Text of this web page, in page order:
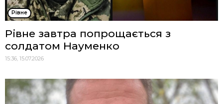
Рівне
Рівне завтра попрощається з
солдатом Науменко
15:36, 15.07.2026